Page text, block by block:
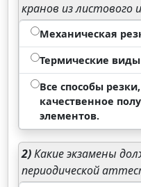
кранов из листового
Механическая
Термические
Все способы
качественное
элементов.
2)Какие экзамены
периодической